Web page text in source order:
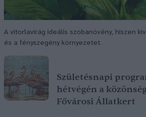
A vitorlavirág ideális szobanövény, hiszen
és a fényszegény környezetet.
Születésnapi
hétvégén a
Fővárosi Állatkert